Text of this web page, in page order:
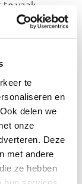
te
en
delen we
onze
Deze
met andere
ze hebben
vaak.